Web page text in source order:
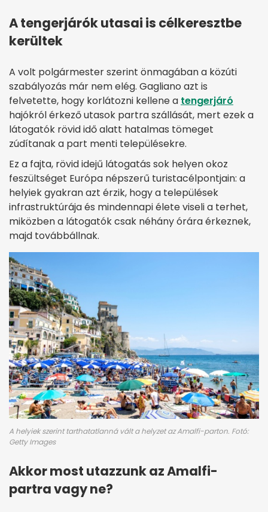
A tengerjárók utasai is célkeresztbe
kerültek
A volt polgármester szerint önmagában a közúti
szabályozás már nem elég. Gagliano azt is
felvetette, hogy korlátozni kellene a tengerjáró
hajókról érkező utasok partra szállását, mert ezek a
látogatók rövid idő alatt hatalmas tömeget
zúdítanak a part menti településekre.
Ez a fajta, rövid idejű látogatás sok helyen okoz
feszültséget Európa népszerű turistacélpontjain: a
helyiek gyakran azt érzik, hogy a települések
infrastruktúrája és mindennapi élete viseli a terhet,
miközben a látogatók csak néhány órára érkeznek,
majd továbbállnak.
A helyiek szerint tarthatatlanná vált a helyzet az Amalfi-parton. Fotó:
Getty Images
Akkor most utazzunk az Amalfi-
partra vagy ne?